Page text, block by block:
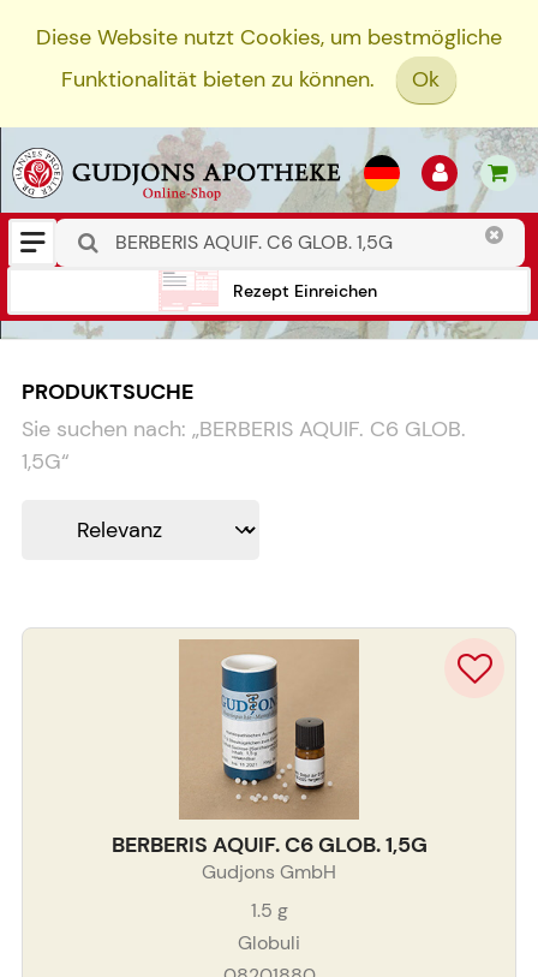
Diese Website nutzt Cookies, um bestmögliche
Funktionalität bieten zu können.
Ok
Rezept Einreichen
PRODUKTSUCHE
Sie suchen nach: „BERBERIS AQUIF. C6 GLOB.
1,5G“
BERBERIS AQUIF. C6 GLOB. 1,5G
Gudjons GmbH
1.5 g
Globuli